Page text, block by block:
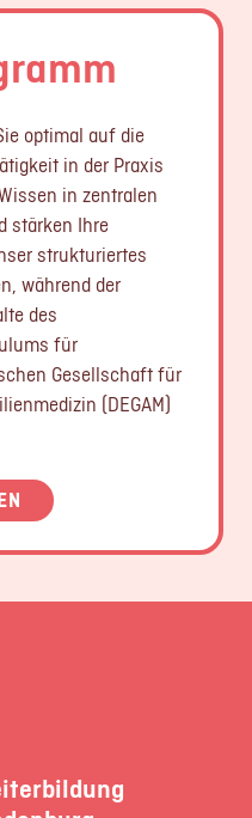
optimal auf die
in der Praxis
in zentralen
stärken Ihre
strukturiertes
während der
des
für
Gesellschaft für
(DEGAM)